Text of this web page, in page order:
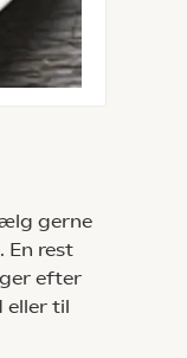
gerne
En rest
efter
eller til